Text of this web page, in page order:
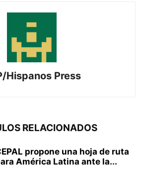
Hispanos Press
RELACIONADOS
propone una hoja de ruta
América Latina ante la...